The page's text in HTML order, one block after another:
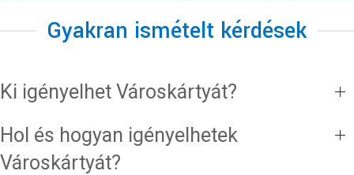
Gyakran ismételt kérdések
Ki igényelhet Városkártyát?
Hol és hogyan igényelhetek
Városkártyát?